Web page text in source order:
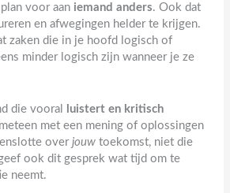
voor aan iemand anders. Ook dat
en afwegingen helder te krijgen.
zaken die in je hoofd logisch of
minder logisch zijn wanneer je ze
die vooral
luistert en kritisch
met een mening of oplossingen
overjouw toekomst, niet die
ook dit gesprek wat tijd om te
neemt.